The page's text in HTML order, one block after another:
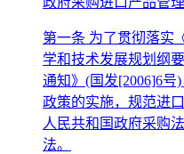
第一条 为了贯彻落实
学和技术发展规划纲
通知》(国发[2006]6号
政策的实施，规范进
人民共和国政府采购
法。